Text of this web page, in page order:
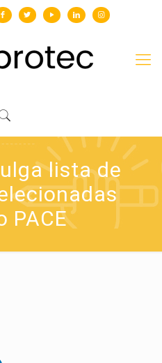
lista de
PACE